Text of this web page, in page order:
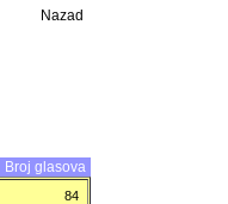
Nazad
Broj glasova
84